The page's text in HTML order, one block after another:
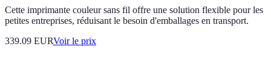
Cette imprimante couleur sans fil offre une solution flexible pour les
petites entreprises, réduisant le besoin d'emballages en transport.
339.09 EURVoir le prix